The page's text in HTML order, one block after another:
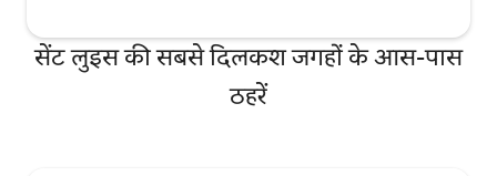
सेंट लुइस की सबसे दिलकश जगहों के आस-पास
ठहरें